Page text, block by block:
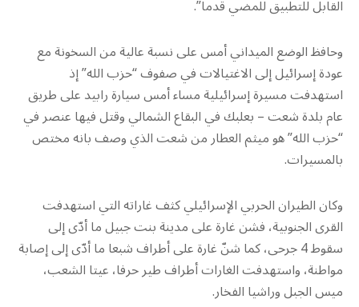
القابل للتطبيق للمضي قدماً”.
وحافظ الوضع الميداني أمس على نسبة عالية من السخونة مع
عودة إسرائيل إلى الاغتيالات في صفوف “حزب الله” إذ
استهدفت مسيرة إسرائيلية مساء أمس سيارة رابيد على طريق
عام بلدة شعت – بعلبك في البقاع الشمالي وقتل فيها عنصر في
“حزب الله” هو ميثم العطار من شعت الذي وصف بانه مختص
بالمسيرات.
وكان الطيران الحربي الإسرائيلي كثف غاراته التي استهدفت
القرى الجنوبية، فشن غارة على مدينة بنت جبيل ما أدّى إلى
سقوط 4 جرحى، كما شنّ غارة على أطراف شبعا ما أدّى إلى إصابة
مواطنة، واستهدفت الغارات أطراف طير حرفا، عيتا الشعب،
ميس الجبل وراشيا الفخار.